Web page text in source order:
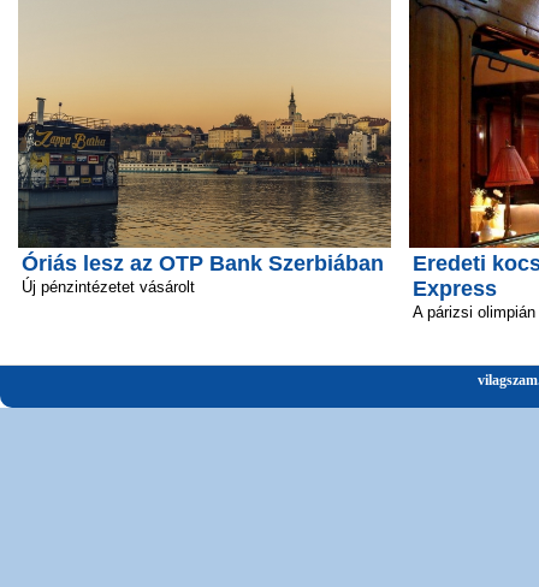
Óriás lesz az OTP Bank Szerbiában
Új pénzintézetet vásárolt
Eredeti
Express
A párizsi olimpián